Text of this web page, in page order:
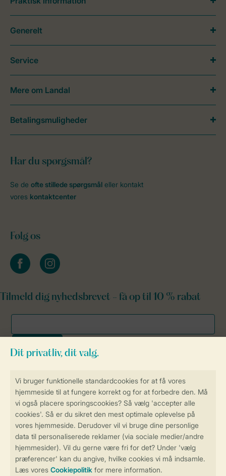
Få en personligt tilpasset oplevelse
på Landal.dk
Sikker og hurtig online booking
Sikker datahåndtering
Har du spørgsmål?
Se de ofte stillede spørgsmål eller kontakt
vores kontaktcenter
Følg os
facebookinstagram
Tilmeld dig nyhedsbrevet - få op til 10 % rabat
Generelt
Service
Mere om Landal
Betalingsmuligheder